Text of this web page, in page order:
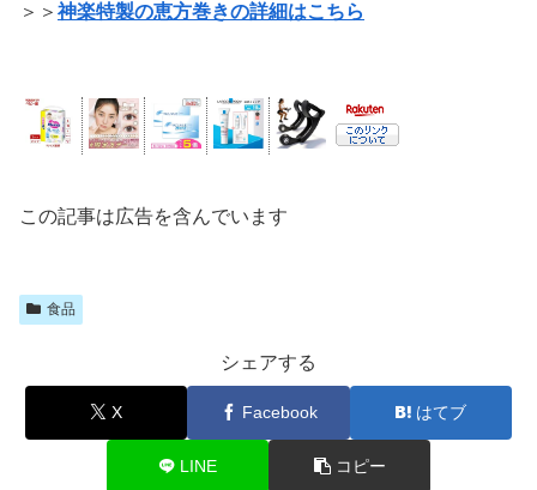
＞＞ 神楽特製の恵方巻きの詳細はこちら
この記事は広告を含んでいます
食品
シェアする
X Facebook はてブ
LINE コピー